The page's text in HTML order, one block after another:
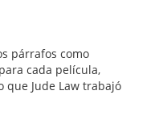
párrafos como
cada película,
que Jude Law trabajó